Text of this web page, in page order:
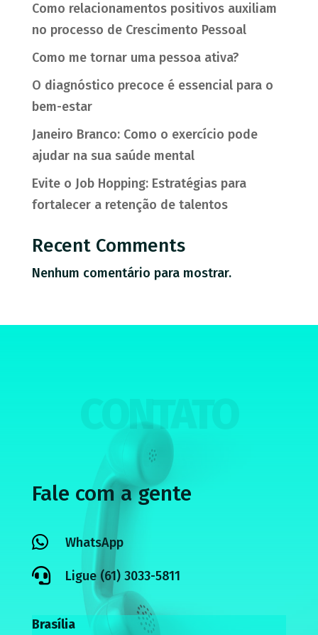
Como relacionamentos positivos auxiliam
no processo de Crescimento Pessoal
Como me tornar uma pessoa ativa?
O diagnóstico precoce é essencial para o
bem-estar
Janeiro Branco: Como o exercício pode
ajudar na sua saúde mental
Evite o Job Hopping: Estratégias para
fortalecer a retenção de talentos
Recent Comments
Nenhum comentário para mostrar.
CONTATO
Fale com a gente
 WhatsApp
 Ligue (61) 3033-5811
Brasília